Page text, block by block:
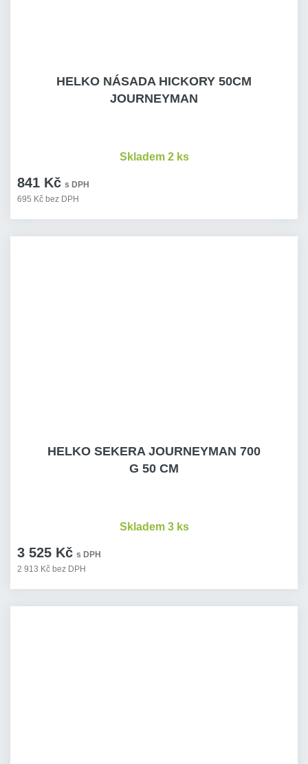
HELKO NÁSADA HICKORY 50CM
JOURNEYMAN
841 Kč s DPH
695 Kč bez DPH
Skladem 2 ks
HELKO SEKERA JOURNEYMAN 700
G 50 CM
3 525 Kč s DPH
2 913 Kč bez DPH
Skladem 3 ks